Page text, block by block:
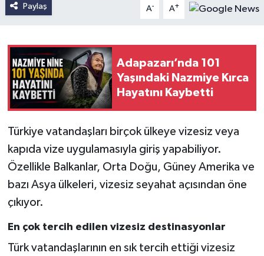
Paylaş A- A+
Adapazarı’nda 101
Yaşındaki Nazmiye Kırca
Hayatını Kaybetti
Türkiye vatandaşları birçok ülkeye vizesiz veya
kapıda vize uygulamasıyla giriş yapabiliyor.
Özellikle Balkanlar, Orta Doğu, Güney Amerika ve
bazı Asya ülkeleri, vizesiz seyahat açısından öne
çıkıyor.
En çok tercih edilen vizesiz destinasyonlar
Türk vatandaşlarının en sık tercih ettiği vizesiz